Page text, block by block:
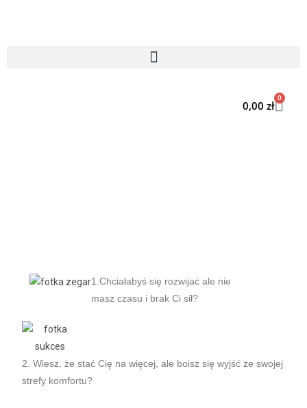
0,00 zł
0
1.Chciałabyś się rozwijać ale nie
masz czasu i brak Ci sił?
2. Wiesz, że stać Cię na więcej, ale boisz się wyjść ze swojej
strefy komfortu?